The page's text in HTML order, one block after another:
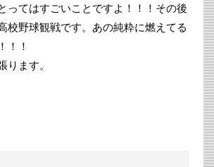
ってはすごいことですよ！！！その後
校野球観戦です。あの純粋に燃えてる
！！
ります。